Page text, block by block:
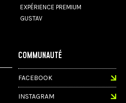
EXPÉRIENCE PREMIUM
GUSTAV
COMMUNAUTÉ
FACEBOOK
INSTAGRAM